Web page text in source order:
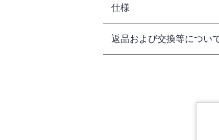
仕様
返品および交換等につい